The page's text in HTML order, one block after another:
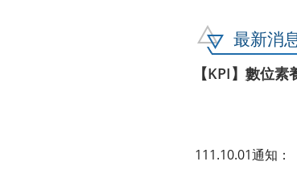
最新消
【KPI】數位
111.10.01通知：